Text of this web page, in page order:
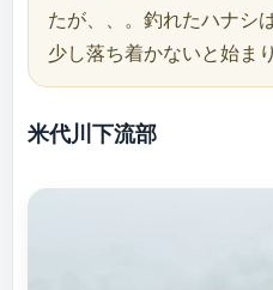
たが、、。釣れたハナシ
少し落ち着かないと始ま
米代川下流部